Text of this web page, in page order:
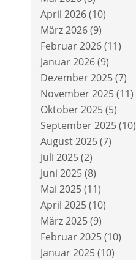
April 2026(10)
März 2026(9)
Februar 2026(11)
Januar 2026(9)
Dezember 2025(7)
November 2025(11)
Oktober 2025(5)
September 2025(10)
August 2025(7)
Juli 2025(2)
Juni 2025(8)
Mai 2025(11)
April 2025(10)
März 2025(9)
Februar 2025(10)
Januar 2025(10)